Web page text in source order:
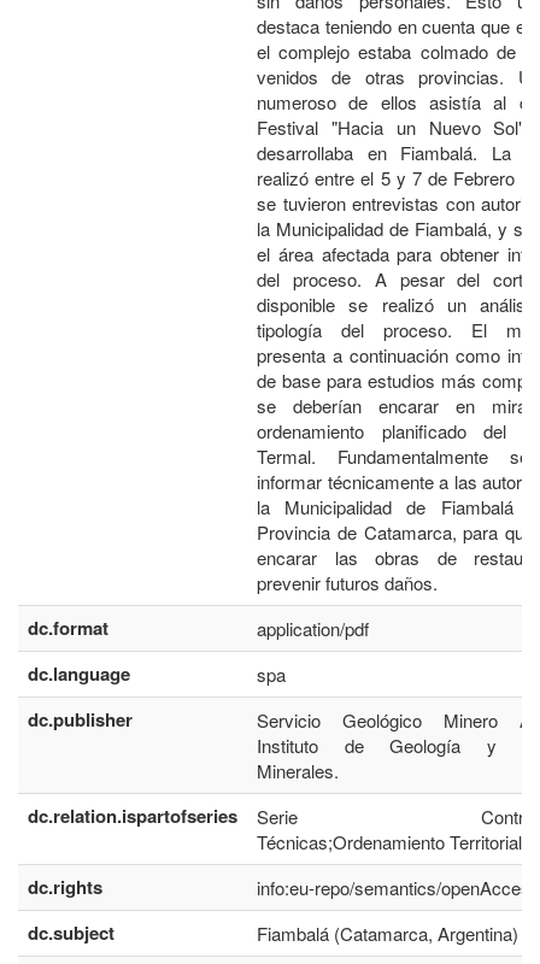
destaca teniendo en cuenta que
el complejo estaba colmado de
venidos de otras provincias.
numeroso de ellos asistía al
Festival "Hacia un Nuevo Sol"
desarrollaba en Fiambalá. La
realizó entre el 5 y 7 de Febrero
se tuvieron entrevistas con
la Municipalidad de Fiambalá, y se
el área afectada para obtener
del proceso. A pesar del corto
disponible se realizó un
tipología del proceso. El
presenta a continuación como
de base para estudios más
se deberían encarar en
ordenamiento planificado del
Termal. Fundamentalmente
informar técnicamente a las
la Municipalidad de Fiambalá
Provincia de Catamarca, para que
encarar las obras de
prevenir futuros daños.
dc.format application/pdf
dc.language spa
dc.publisher
Servicio Geológico Minero
Instituto de Geología y
Minerales.
dc.relation.ispartofseries
Serie
Técnicas;Ordenamiento Territorial
dc.rights info:eu-repo/semantics/openAccess
dc.subject Fiambalá (Catamarca, Argentina)